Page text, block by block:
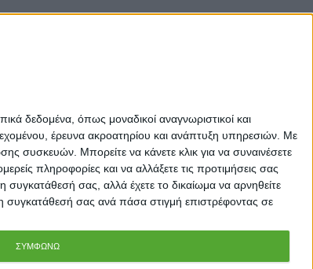
δεδομένα, όπως μοναδικοί αναγνωριστικοί και
έρευνα ακροατηρίου και ανάπτυξη υπηρεσιών. Με
συσκευών. Μπορείτε να κάνετε κλικ για να συναινέσετε
πληροφορίες και να αλλάξετε τις προτιμήσεις σας
σας, αλλά έχετε το δικαίωμα να αρνηθείτε
συγκατάθεσή σας ανά πάσα στιγμή επιστρέφοντας σε
ΣΥΜΦΩΝΩ